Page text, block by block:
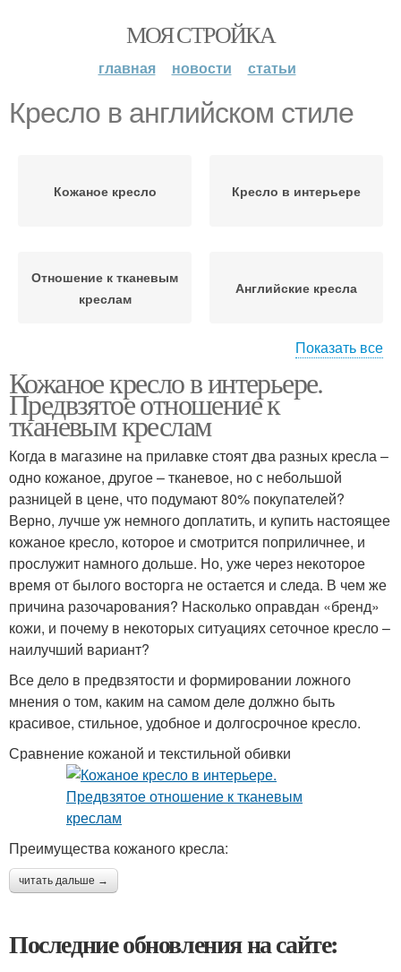
МОЯ СТРОЙКА
главная новости статьи
Кресло в английском стиле
Кожаное кресло Кресло в интерьере
Отношение к тканевым
креслам
Английские кресла
Кресла с ушами Кресло в аренду
Показать все
Кожаное кресло в интерьере.
Предвзятое отношение к
тканевым креслам
Когда в магазине на прилавке стоят два разных кресла –
одно кожаное, другое – тканевое, но с небольшой
разницей в цене, что подумают 80% покупателей?
Верно, лучше уж немного доплатить, и купить настоящее
кожаное кресло, которое и смотрится поприличнее, и
прослужит намного дольше. Но, уже через некоторое
время от былого восторга не остается и следа. В чем же
причина разочарования? Насколько оправдан «бренд»
кожи, и почему в некоторых ситуациях сеточное кресло –
наилучший вариант?
Все дело в предвзятости и формировании ложного
мнения о том, каким на самом деле должно быть
красивое, стильное, удобное и долгосрочное кресло.
Сравнение кожаной и текстильной обивки
Преимущества кожаного кресла:
читать дальше →
Последние обновления на сайте: